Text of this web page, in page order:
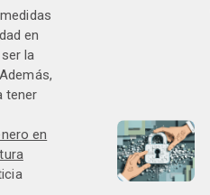
en
la
tener
en